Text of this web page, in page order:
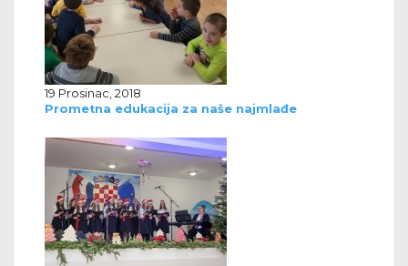
19 Prosinac, 2018
Prometna edukacija za naše najmlađe